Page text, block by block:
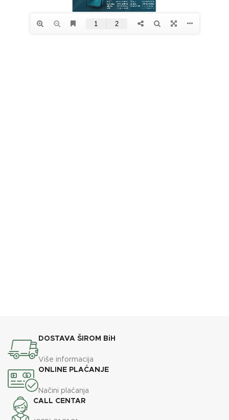
DOSTAVA ŠIROM BiH
Više informacija
ONLINE PLAĆANJE
Načini plaćanja
CALL CENTAR